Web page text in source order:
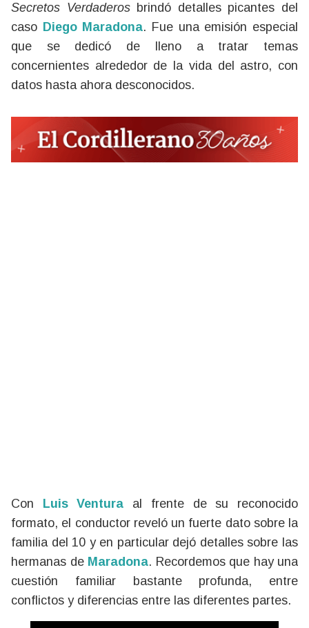
Secretos Verdaderosbrindó detalles picantes del
caso Diego Maradona. Fue una emisión especial
que se dedicó de lleno a tratar temas
concernientes alrededor de la vida del astro, con
datos hasta ahora desconocidos.
Con Luis Ventura al frente de su reconocido
formato, el conductor reveló un fuerte dato sobre la
familia del 10 y en particular dejó detalles sobre las
hermanas de Maradona. Recordemos que hay una
cuestión familiar bastante profunda, entre
conflictos y diferencias entre las diferentes partes.